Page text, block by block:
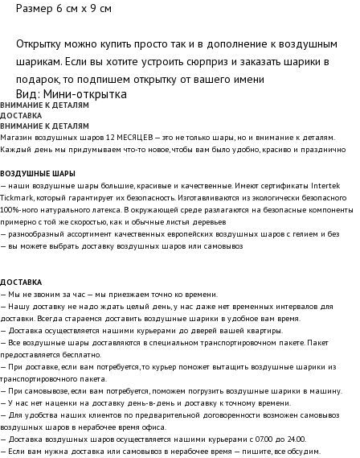
Размер 6 см x 9 см
Открытку можно купить просто так и в дополнение к воздушным
шарикам. Если вы хотите устроить сюрприз и заказать шарики в
подарок, то подпишем открытку от вашего имени
Вид: Мини-открытка
ВНИМАНИЕ К ДЕТАЛЯМ
ДОСТАВКА
ВНИМАНИЕ К ДЕТАЛЯМ
Магазин воздушных шаров 12 МЕСЯЦЕВ — это не только шары, но и внимание к деталям.
Каждый день мы придумываем что-то новое, чтобы вам было удобно, красиво и празднично
ВОЗДУШНЫЕ ШАРЫ
— наши воздушные шары большие, красивые и качественные. Имеют сертификаты Intertek
Tickmark, который гарантирует их безопасность. Изготавливаются из экологически безопасного
100%-ного натурального латекса. В окружающей среде разлагаются на безопасные компоненты
примерно с той же скоростью, как и обычные листья деревьев
— разнообразный ассортимент качественных европейских воздушных шаров с гелием и без
— вы можете выбрать доставку воздушных шаров или самовывоз
ДОСТАВКА
— Мы не звоним за час — мы приезжаем точно ко времени.
— Нашу доставку не надо ждать целый день, у нас даже нет временных интервалов для
доставки. Всегда стараемся доставить воздушные шарики в удобное вам время.
— Доставка осуществляется нашими курьерами до дверей вашей квартиры.
— Все воздушные шары доставляются в специальном транспортировочном пакете. Пакет
предоставляется бесплатно.
— При доставке, если вам потребуется, то курьер поможет вытащить воздушные шарики из
транспортировочного пакета.
— При самовывозе, если вам потребуется, поможем погрузить воздушные шарики в машину.
— У нас нет наценки на доставку день-в-день и доставку к точному времени.
— Для удобства наших клиентов по предварительной договоренности возможен самовывоз
воздушных шаров в нерабочее время офиса.
— Доставка воздушных шаров осуществляется нашими курьерами с 07.00 до 24.00.
— Если вам нужна доставка или самовывоз в нерабочее время — пишите, все обсудим.